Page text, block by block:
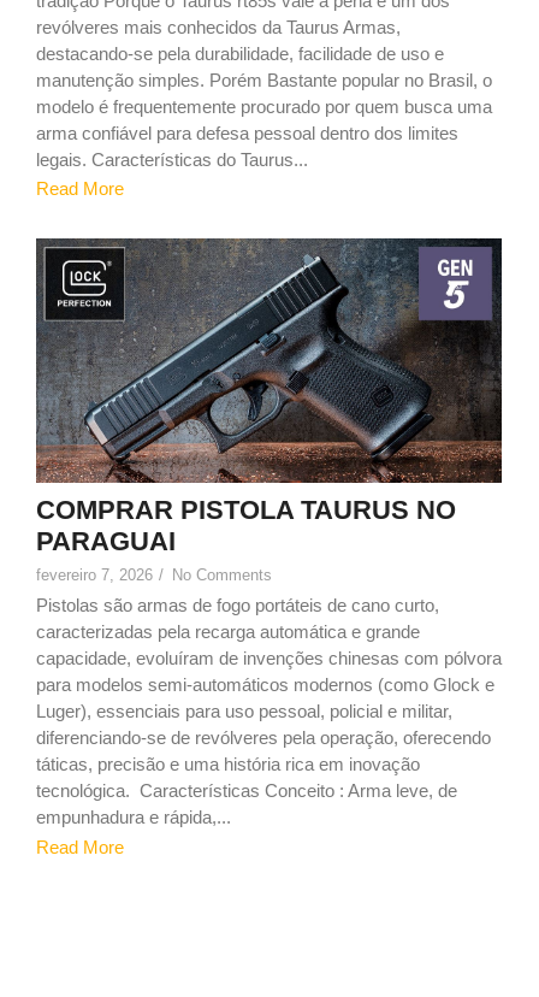
revólveres mais conhecidos da Taurus Armas,
destacando-se pela durabilidade, facilidade de uso e
manutenção simples. Porém Bastante popular no Brasil, o
modelo é frequentemente procurado por quem busca uma
arma confiável para defesa pessoal dentro dos limites
legais. Características do Taurus...
Read More
9
COMPRAR PISTOLA TAURUS NO
PARAGUAI
fevereiro 7, 2026 / No Comments
Pistolas são armas de fogo portáteis de cano curto,
caracterizadas pela recarga automática e grande
capacidade, evoluíram de invenções chinesas com pólvora
para modelos semi-automáticos modernos (como Glock e
Luger), essenciais para uso pessoal, policial e militar,
diferenciando-se de revólveres pela operação, oferecendo
táticas, precisão e uma história rica em inovação
tecnológica. Características Conceito : Arma leve, de
empunhadura e rápida,...
Read More